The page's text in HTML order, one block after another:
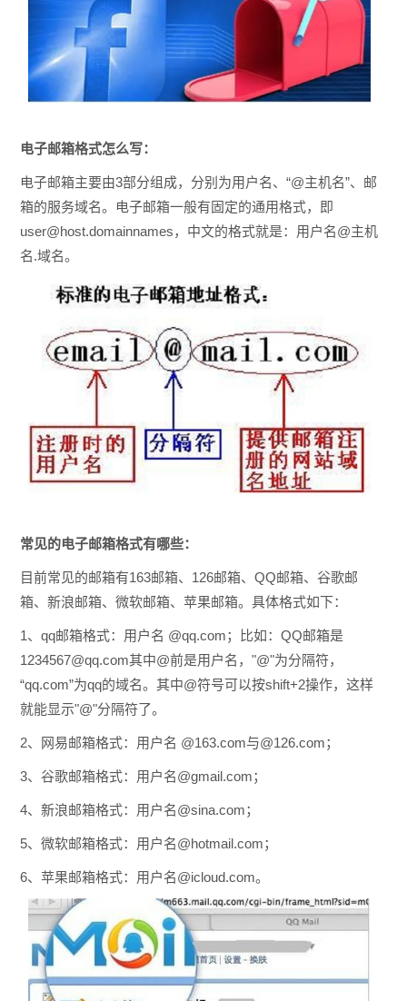
电子邮箱格式怎么写：
电子邮箱主要由3部分组成，分别为用户名、“@主机名”、邮
箱的服务域名。电子邮箱一般有固定的通用格式，即
user@host.domainnames，中文的格式就是：用户名@主机
名.域名。
常见的电子邮箱格式有哪些：
目前常见的邮箱有163邮箱、126邮箱、QQ邮箱、谷歌邮
箱、新浪邮箱、微软邮箱、苹果邮箱。具体格式如下：
1、qq邮箱格式：用户名 @qq.com；
比如：QQ邮箱是
1234567@qq.com其中@前是用户名，"@"为分隔符，
“qq.com”为qq的域名。其中@符号可以按shift+2操作，这样
就能显示"@"分隔符了。
2、网易邮箱格式：用户名 @163.com与@126.com；
3、谷歌邮箱格式：用户名@gmail.com；
4、新浪邮箱格式：用户名@sina.com；
5、微软邮箱格式：用户名@hotmail.com；
6、苹果邮箱格式：用户名@icloud.com。